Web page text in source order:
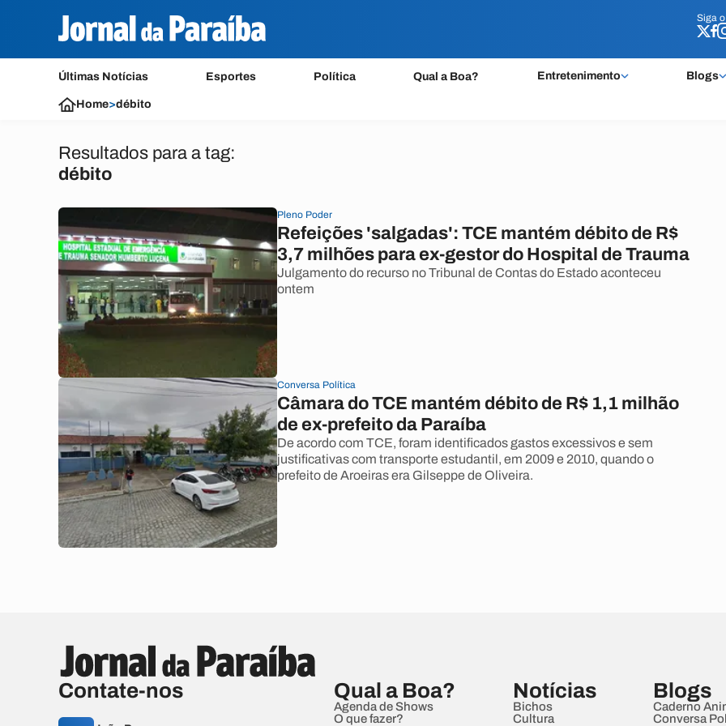
Siga o
Últimas Notícias Esportes Política Qual a Boa? Entretenimento Blogs
Siga o
Home>débito
Resultados para a tag:
débito
Pleno Poder
Refeições 'salgadas': TCE mantém débito de R$
3,7 milhões para ex-gestor do Hospital de Trauma
Julgamento do recurso no Tribunal de Contas do Estado aconteceu
ontem
Conversa Política
Câmara do TCE mantém débito de R$ 1,1 milhão
de ex-prefeito da Paraíba
De acordo com TCE, foram identificados gastos excessivos e sem
justificativas com transporte estudantil, em 2009 e 2010, quando o
prefeito de Aroeiras era Gilseppe de Oliveira.
Contate-nos Qual a Boa?
Agenda de Shows
O que fazer?
Notícias
Bichos
Cultura
Blogs
Caderno
Conversa